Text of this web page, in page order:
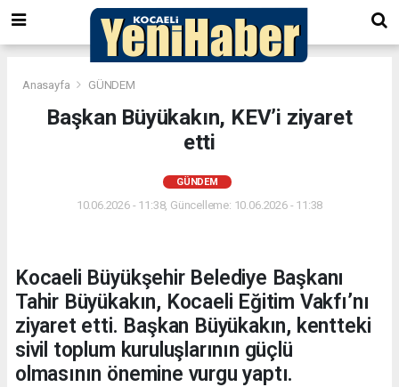
Anasayfa GÜNDEM
Başkan Büyükakın, KEV’i ziyaret
etti
GÜNDEM
10.06.2026 - 11:38, Güncelleme: 10.06.2026 - 11:38
Kocaeli Büyükşehir Belediye Başkanı
Tahir Büyükakın, Kocaeli Eğitim Vakfı’nı
ziyaret etti. Başkan Büyükakın, kentteki
sivil toplum kuruluşlarının güçlü
olmasının önemine vurgu yaptı.